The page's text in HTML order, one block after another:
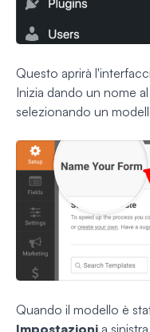
Questo aprirà
Inizia dando un nome
selezionando un
Quando il modello è